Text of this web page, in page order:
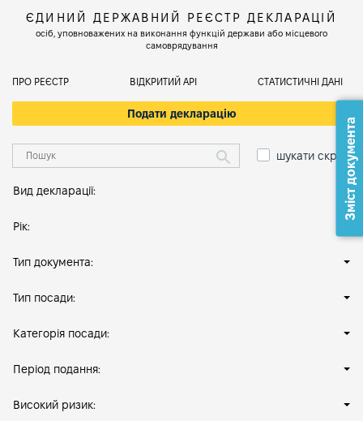
ЄДИНИЙ ДЕРЖАВНИЙ РЕЄСТР ДЕКЛАРАЦІЙ
осіб, уповноважених на виконання функцій держави або місцевого
самоврядування
ПРО РЕЄСТР ВІДКРИТИЙ АРІ СТАТИСТИЧНІ ДАНІ
Подати декларацію
шукати скрізь
Вид декларації:
Рік:
Тип документа:
Тип посади:
Категорія посади:
Період подання:
Високий ризик:
Зміст документа